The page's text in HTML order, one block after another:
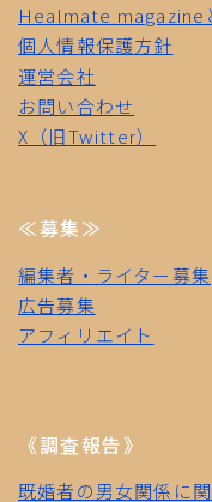
Healmate magazine
個人情報保護方針
運営会社
お問い合わせ
X（旧Twitter）
≪募集≫
編集者・ライター募集
広告募集
アフィリエイト
《調査報告》
既婚者の男女関係に